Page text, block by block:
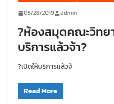
05/28/2019 admin
?ห้องสมุดคณะวิทย
บริการแล้วจ้า?
?เปิดให้บริการแล้วจ้
Read More